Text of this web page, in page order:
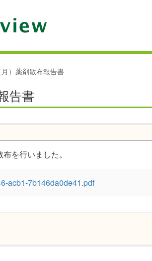
）薬剤散布報告書
告書
を行いました。
acb1-7b146da0de41.pdf